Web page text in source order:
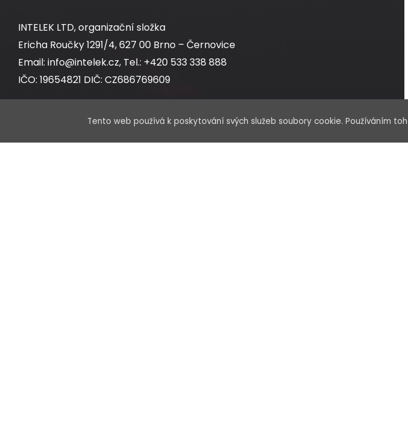
INTELEK LTD, organizační složka
Ericha Roučky 1291/4, 627 00 Brno – Černovice
Email: info@intelek.cz, Tel.: +420 533 338 888
IČO: 19654821 DIČ: CZ686769609
Tento web používá k poskytování svých služeb soubory cookie. Používáním